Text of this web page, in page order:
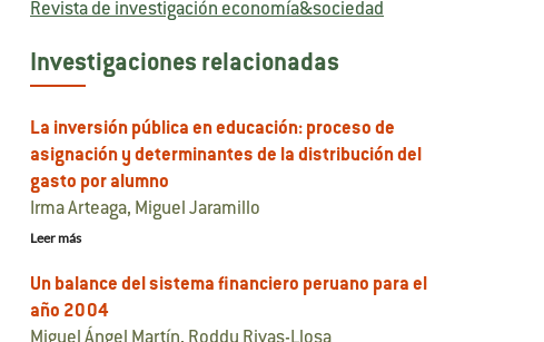
Revista de investigación economía&sociedad
Investigaciones relacionadas
La inversión pública en educación: proceso de
asignación y determinantes de la distribución del
gasto por alumno
Irma Arteaga, Miguel Jaramillo
Leer más
Un balance del sistema financiero peruano para el
año 2004